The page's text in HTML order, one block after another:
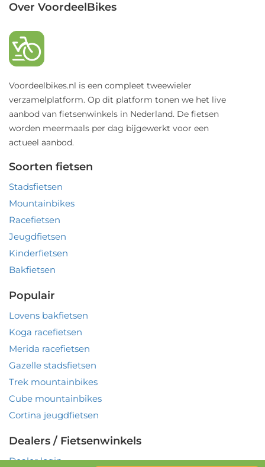
Over VoordeelBikes
Voordeelbikes.nl is een compleet tweewieler
verzamelplatform. Op dit platform tonen we het live
aanbod van fietsenwinkels in Nederland. De fietsen
worden meermaals per dag bijgewerkt voor een
actueel aanbod.
Soorten fietsen
Stadsfietsen
Mountainbikes
Racefietsen
Jeugdfietsen
Kinderfietsen
Bakfietsen
Populair
Lovens bakfietsen
Koga racefietsen
Merida racefietsen
Gazelle stadsfietsen
Trek mountainbikes
Cube mountainbikes
Cortina jeugdfietsen
Dealers / Fietsenwinkels
Dealer login